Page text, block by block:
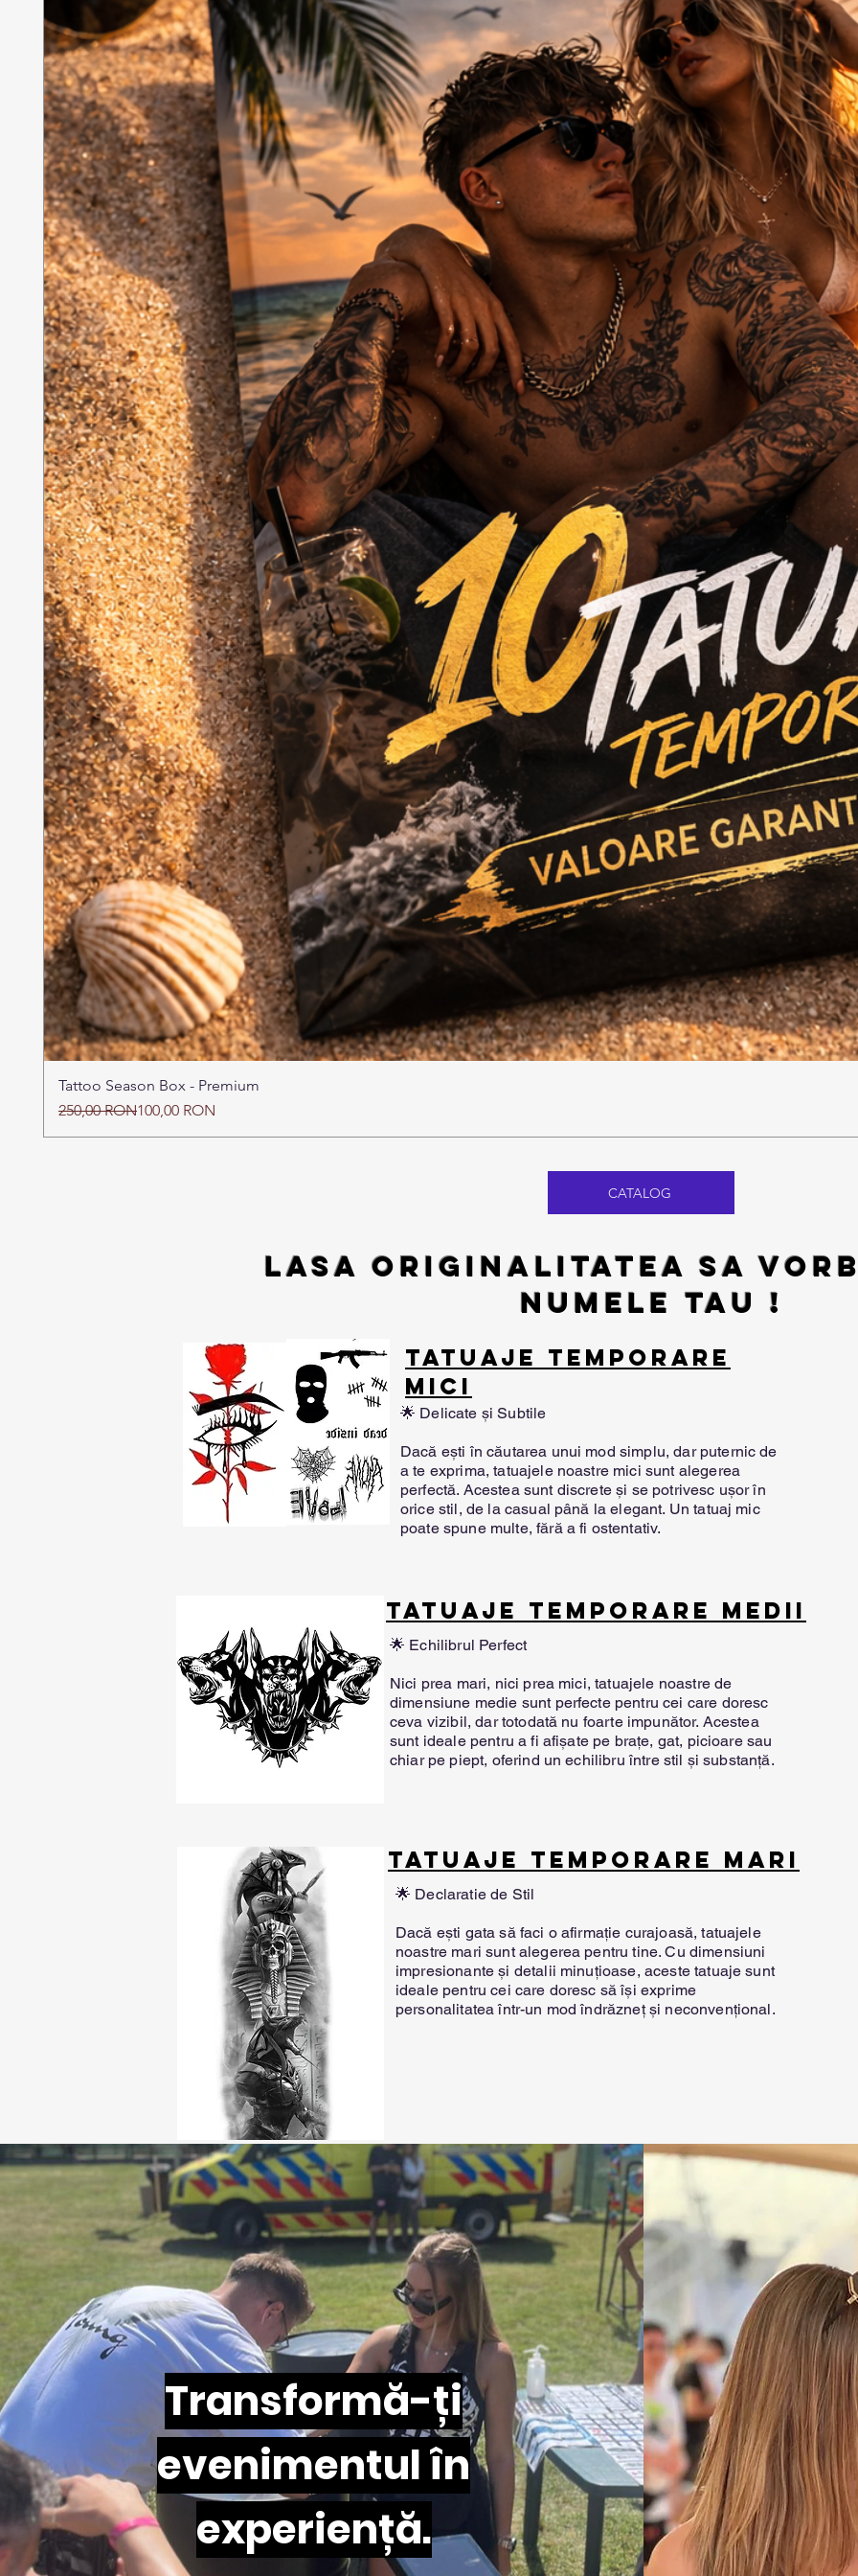
Tattoo Season Box - Premium
Preț normal
250,00 RON
Preț redus 100,00 RON
CATALOG
Lasa originalitatea sa
numele tau !
TATUAJE TEMPORARE
MICI
🌟 Delicate și Subtile
Dacă ești în căutarea unui mod simplu, dar puternic de
a te exprima, tatuajele noastre mici sunt alegerea
perfectă. Acestea sunt discrete și se potrivesc ușor în
orice stil, de la casual până la elegant. Un tatuaj mic
poate spune multe, fără a fi ostentativ.​​
TATUAJE TEMPORARE MEDII
🌟 Echilibrul Perfect
Nici prea mari, nici prea mici, tatuajele noastre de
dimensiune medie sunt perfecte pentru cei care doresc
ceva vizibil, dar totodată nu foarte impunător. Acestea
sunt ideale pentru a fi afișate pe brațe, gat, picioare sau
chiar pe piept, oferind un echilibru între stil și substanță.
TATUAJE TEMPORARE MARI
🌟 Declaratie de Stil
Dacă ești gata să faci o afirmație curajoasă, tatuajele
noastre mari sunt alegerea pentru tine. Cu dimensiuni
impresionante și detalii minuțioase, aceste tatuaje sunt
ideale pentru cei care doresc să își exprime
personalitatea într-un mod îndrăzneț și neconvențional.
Transformă-ți
evenimentul în
experiență.